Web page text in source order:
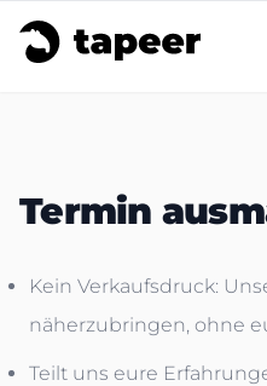
Kontakt
Termin
Kein Verkaufsdruck:
näherzubringen, ohne
Teilt uns eure